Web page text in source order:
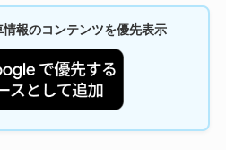
報のコンテンツを優先表示